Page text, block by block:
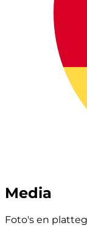
Media
Foto's en